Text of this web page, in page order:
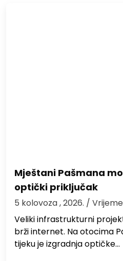
Mještani Pašmana
optički priključak
5 kolovoza , 2026. /
Veliki infrastrukturni
brži internet. Na otocima
tijeku je izgradnja optičke…